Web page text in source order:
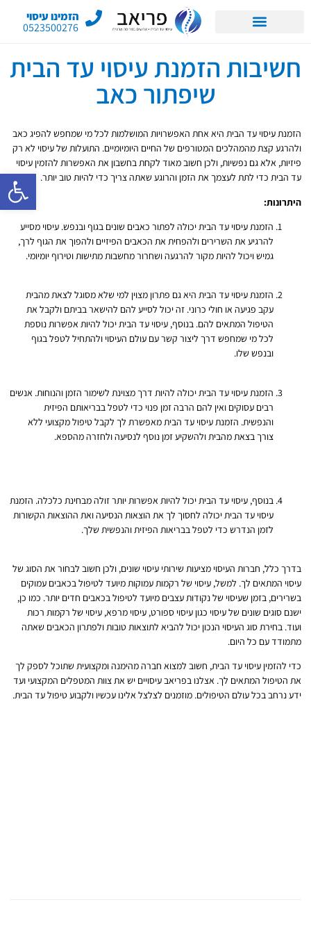
פתח
הזמינו עיסוי
0523500276
חשיבות הזמנת עיסוי עד הבית
שיפתור כאב
הזמנת עיסוי עד הבית היא אחת האפשרויות המושלמות לכל מי שמחפש להפיג כאב
ולהרגע קצת מהמהלכים המטורפים של החיים היומיומיים. התועלות של עיסוי לא רק
פיזיות, אלא גם נפשיות, ולכן חשוב מאוד לקחת בחשבון את האפשרות להזמין עיסוי
עד הבית כדי לתת לעצמך את הזמן והרוגע שאתה צריך כדי להיות טוב יותר.
היתרונות:
הזמנת עיסוי עד הבית יכולה לפתור כאבים שונים בגוף ובנפש. עיסוי מסייע
להרגיע את השרירים ולהפחית את הכאבים הפיזיים ולהפוך את הגוף לרך,
גמיש ויכול להיות מקור להרגעה ושחרור מחשבות מתישות וטירוף יומיומי.
הזמנת עיסוי עד הבית היא גם פתרון מצוין למי שלא מסוגל לצאת מהבית
עקב פגיעה או חולי כרוני. זה יכול לסייע להם להישאר בביתם ולקבל את
הטיפול המתאים להם. בנוסף, עיסוי עד הבית יכול להיות אפשרות נוספת
לכל מי שמחפש דרך ליצור קשר עם עולם העיסוי ולהתחיל לטפל בגוף
ובנפש שלו.
הזמנת עיסוי עד הבית יכולה להיות דרך מצוינת לשימור הזמן והנוחות. אנשים
רבים עסוקים ואין להם הרבה זמן פנוי כדי לטפל בבריאותם הפיזית
והנפשית. הזמנת עיסוי עד הבית מאפשרת לך לקבל טיפול מקצועי ללא
צורך בצאת מהבית ולהשקיע זמן נוסף לנסיעה ולחזרה מהספא.
בנוסף, עיסוי עד הבית יכול להיות אפשרות יותר זולה מבחינת כלכלה. הזמנת
עיסוי עד הבית יכולה לחסוך לך את הוצאות הנסיעה ואת ההוצאות הקשורות
לזמן הנדרש כדי לטפל בבריאות הפיזית והנפשית שלך.
בדרך כלל, חברות העיסוי מציעות שירותי עיסוי שונים, ולכן חשוב לבחור את הסוג של
עיסוי המתאים לך. למשל, עיסוי של רקמות עמוקות מיועד לטיפול בכאבים עמוקים
בשרירים, בזמן שעיסוי של נקודות עצבים מיועד לטיפול בכאבים חדים יותר. כמו כן,
ישנם סוגים שונים של עיסוי כגון עיסוי ספורט, עיסוי מרפא, עיסוי של רקמות רכות
ועוד. בחירת סוג העיסוי הנכון יכול להביא לתוצאות טובות ולפתרון הכאבים שאתה
מתמודד עם כל היום.
כדי להזמין עיסוי עד הבית, חשוב למצוא חברה מהימנה ומקצועית שתוכל לספק לך
את הטיפול המתאים לך. אצלנו בפריאב עיסויים יש את צוות המטפלים המקצועי ועד
ידע נרחב בכל עולם הטיפולים. מוזמנים לצלצל אלינו עכשיו ולקבוע טיפול עד הבית.